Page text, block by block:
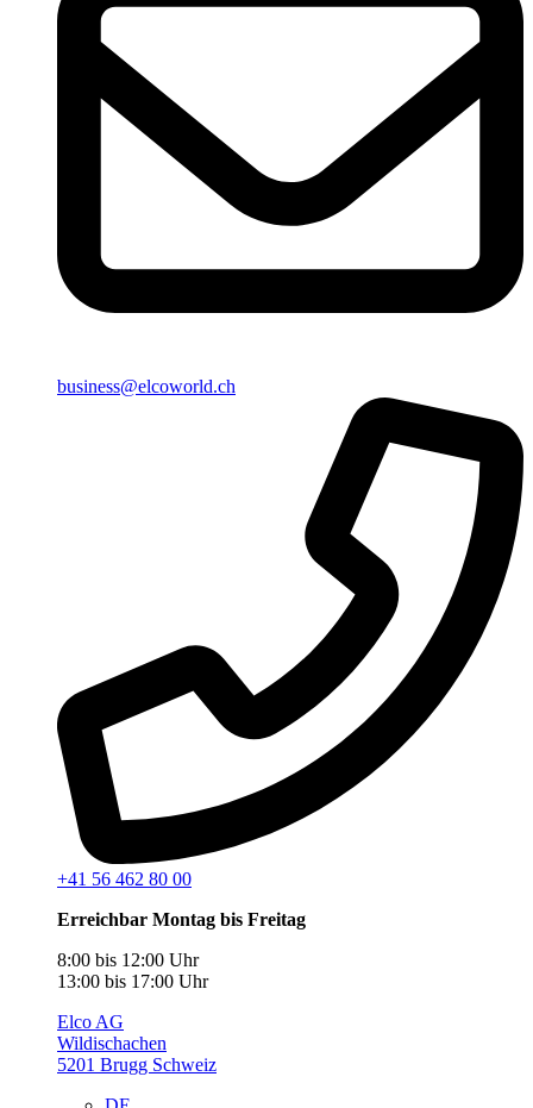
business@elcoworld.ch
+41 56 462 80 00
Erreichbar Montag bis Freitag
8:00 bis 12:00 Uhr
13:00 bis 17:00 Uhr
Elco AG
Wildischachen
5201 Brugg Schweiz